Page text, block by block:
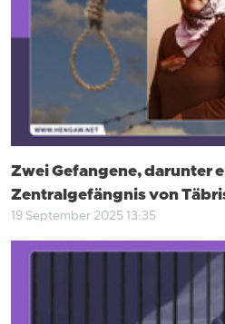
Zwei Gefangene, darunter
Zentralgefängnis von
19 September 2025 13:35